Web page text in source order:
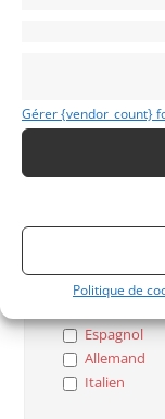
Gérer {vendor_count}
Politique de
GT/
Français
Espagnol
Allemand
Italien